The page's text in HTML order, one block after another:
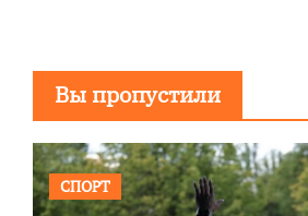
Вы пропустили
СПОРТ